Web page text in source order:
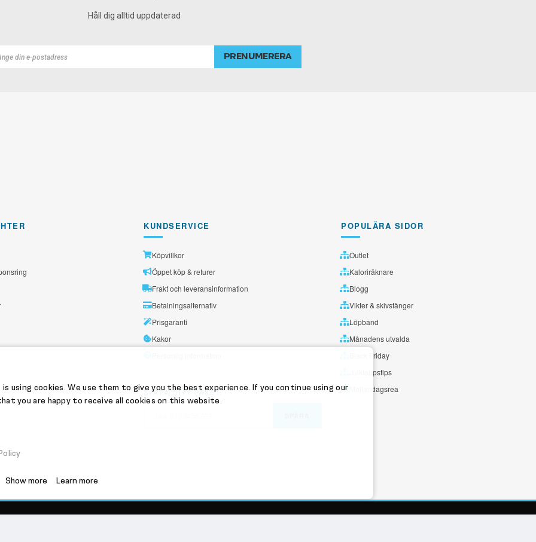
Håll dig alltid uppdaterad
PRENUMERERA
KUNDSERVICE
Köpvillkor
Öppet köp & returer
Frakt och leveransinformation
Betalningsalternativ
Prisgaranti
Kakor
SPÅRA DITT PAKET:
POPULÄRA SIDOR
Outlet
Kaloriräknare
Blogg
Vikter & skivstänger
Löpband
Månadens utvalda
Black Friday
Julklappstips
Mellandagsrea
using cookies. We use them to give you the best experience. If you continue using our
you are happy to receive all cookies on this website.
Show more Learn more